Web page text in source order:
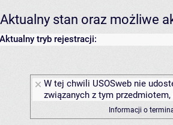
Aktualny stan oraz możliwe
Aktualny tryb rejestracji:
W tej chwili USOSweb nie
związanych z tym
Informacji o